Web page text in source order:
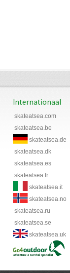
Internationaal
skateatsea.com
skateatsea.be
skateatsea.de
skateatsea.dk
skateatsea.es
skateatsea.fr
skateatsea.it
skateatsea.no
skateatsea.ru
skateatsea.se
skateatsea.uk